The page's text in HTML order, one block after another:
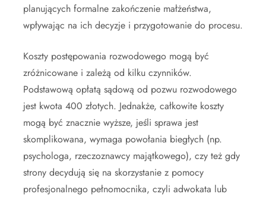
planujących formalne zakończenie małżeństwa,
wpływając na ich decyzje i przygotowanie do procesu.
Koszty postępowania rozwodowego mogą być
zróżnicowane i zależą od kilku czynników.
Podstawową opłatą sądową od pozwu rozwodowego
jest kwota 400 złotych. Jednakże, całkowite koszty
mogą być znacznie wyższe, jeśli sprawa jest
skomplikowana, wymaga powołania biegłych (np.
psychologa, rzeczoznawcy majątkowego), czy też gdy
strony decydują się na skorzystanie z pomocy
profesjonalnego pełnomocnika, czyli adwokata lub